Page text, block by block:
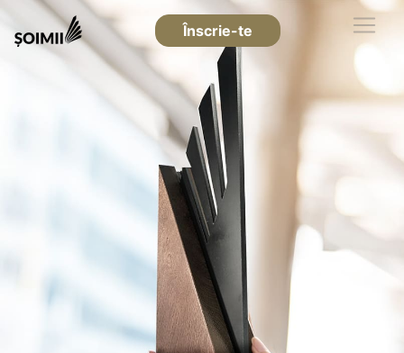
Înscrie-te